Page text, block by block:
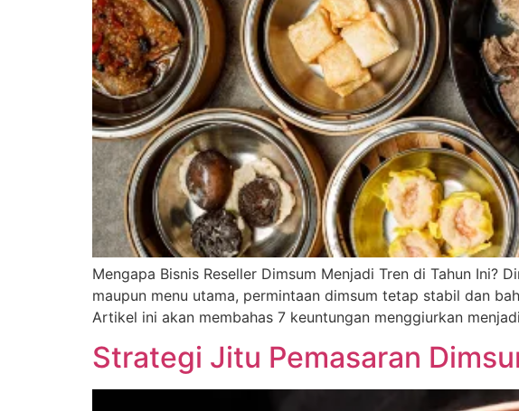
Mengapa Bisnis Reseller Dimsum Menjadi Tren di Tahun Ini?
maupun menu utama, permintaan dimsum tetap stabil dan
Artikel ini akan membahas 7 keuntungan menggiurkan
Strategi Jitu Pemasaran